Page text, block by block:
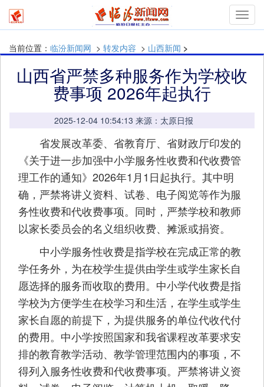
当前位置： 临汾新闻网 > 转发内容 > 山西新闻 >
山西省严禁多种服务作为学校收
费事项 2026年起执行
2025-12-04 10:54:13 来源：太原日报
省发展改革委、省教育厅、省财政厅印发的
《关于进一步加强中小学服务性收费和代收费管
理工作的通知》2026年1月1日起执行。其中明
确，严禁将讲义资料、试卷、电子阅览等作为服
务性收费和代收费事项。同时，严禁学校和教师
以家长委员会的名义组织收费、摊派或捐资。
中小学服务性收费是指学校在完成正常的教
学任务外，为在校学生提供由学生或学生家长自
愿选择的服务而收取的费用。中小学代收费是指
学校为方便学生在校学习和生活，在学生或学生
家长自愿的前提下，为提供服务的单位代收代付
的费用。中小学按照国家和我省课程改革要求安
排的教育教学活动、教学管理范围内的事项，不
得列入服务性收费和代收费事项。严禁将讲义资